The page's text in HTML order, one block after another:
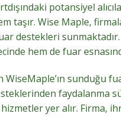
potansiyel
taşır. Wise Maple,
destekleri
hem de fuar
WiseMaple’ın sunduğu
faydalanma
yer alır. Firma,